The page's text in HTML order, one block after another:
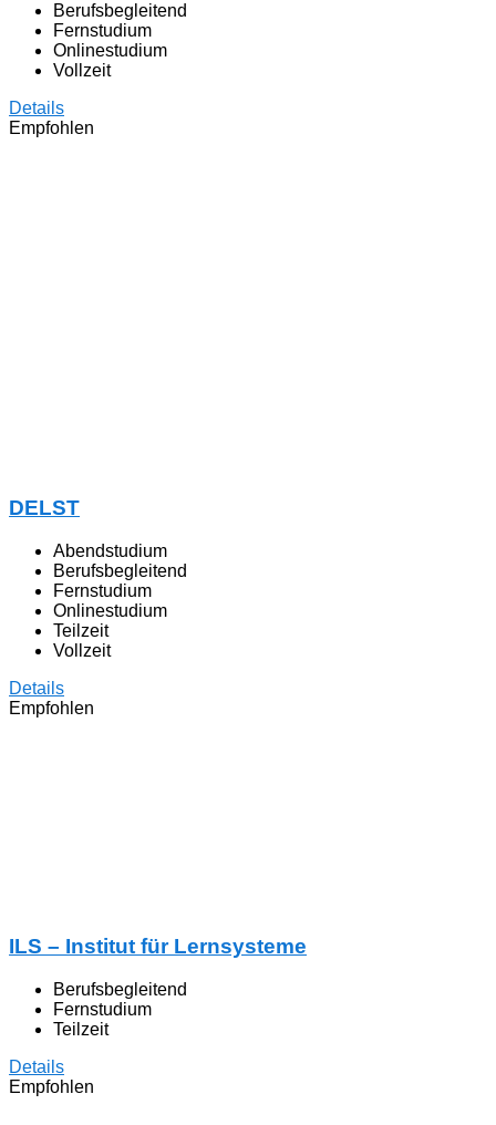
Berufsbegleitend
Fernstudium
Onlinestudium
Vollzeit
Details
Empfohlen
DELST
Abendstudium
Berufsbegleitend
Fernstudium
Onlinestudium
Teilzeit
Vollzeit
Details
Empfohlen
ILS – Institut für Lernsysteme
Berufsbegleitend
Fernstudium
Teilzeit
Details
Empfohlen